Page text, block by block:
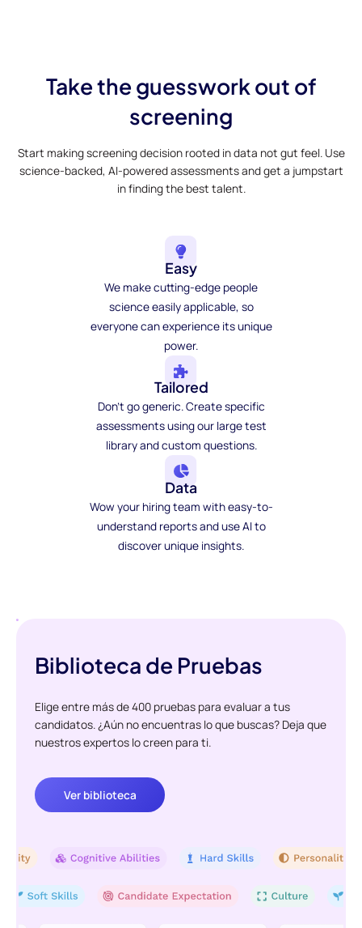
Take the guesswork out of
screening
Start making screening decision rooted in data not gut feel. Use
science-backed, AI-powered assessments and get a jumpstart
in finding the best talent.
Easy
We make cutting-edge people
science easily applicable, so
everyone can experience its unique
power.
Tailored
Don't go generic. Create specific
assessments using our large test
library and custom questions.
Data
Wow your hiring team with easy-to-
understand reports and use AI to
discover unique insights.
Biblioteca de Pruebas
Elige entre más de 400 pruebas para evaluar a tus
candidatos. ¿Aún no encuentras lo que buscas? Deja que
nuestros expertos lo creen para ti.
Ver biblioteca